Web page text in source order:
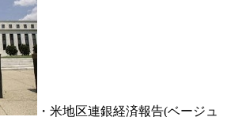
・米地区連銀経済報告(ベージュ